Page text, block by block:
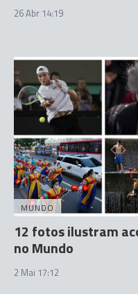
26 Abr 14:19
MUNDO
12 fotos ilustram
no Mundo
2 Mai 17:12